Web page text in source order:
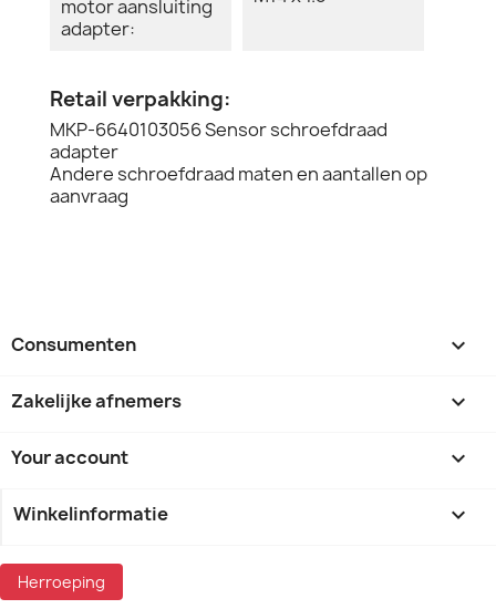
motor aansluiting
adapter:
Retail verpakking:
MKP-6640103056 Sensor schroefdraad
adapter
Andere schroefdraad maten en aantallen op
aanvraag
Consumenten 
Zakelijke afnemers 
Your account 
Winkelinformatie keyboard_arrow_down
Herroeping